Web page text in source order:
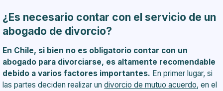
¿Es necesario contar con el servicio de un
abogado de divorcio?
En Chile, si bien no es obligatorio contar con un
abogado para divorciarse, es altamente recomendable
debido a varios factores importantes. En primer lugar, si
las partes deciden realizar undivorcio de mutuo acuerdo, en el